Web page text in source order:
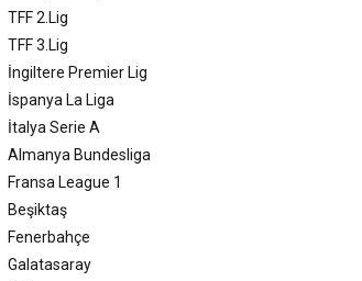
TFF 2.Lig
TFF 3.Lig
İngiltere Premier Lig
İspanya La Liga
İtalya Serie A
Almanya Bundesliga
Fransa League 1
Beşiktaş
Fenerbahçe
Galatasaray